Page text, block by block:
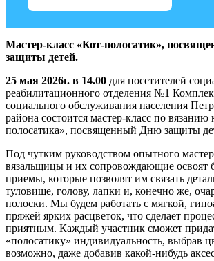
Мастер-класс «Кот-полосатик»,
защиты детей.
25 мая 2026г. в 14.00 для посетителей
реабилитационного отделения №1
социального обслуживания населения
района состоится мастер-класс по
полосатика», посвященный Дню защиты
Под чутким руководством опытного
вязальщицы и их сопровождающие освоят
приемы, которые позволят им связать
туловище, голову, лапки и, конечно же,
полоски. Мы будем работать с мягкой,
пряжей ярких расцветок, что сделает
приятным. Каждый участник сможет
«полосатику» индивидуальность, выбрав
возможно, даже добавив какой-нибудь